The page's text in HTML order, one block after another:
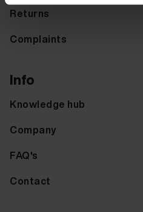
Returns
Complaints
Info
Knowledge hub
Company
FAQ's
Contact